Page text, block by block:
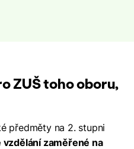
ZUŠ toho oboru,
předměty na 2. stupni
zaměřené na